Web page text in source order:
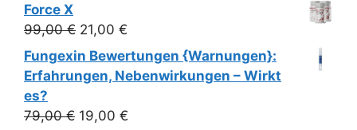
Force X
99,00€ Ursprünglicher
Preis
99,00 €
21,00 €
Preis
ist:
Fungexin Bewertungen {Warnungen}:
Erfahrungen, Nebenwirkungen – Wirkt
es?
79,00€ Ursprünglicher
19,00 €